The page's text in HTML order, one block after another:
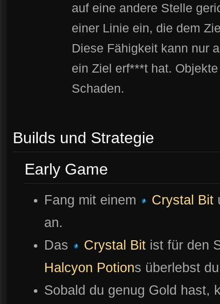
auf eine andere Stelle
einer Linie ein, die dem
Diese Fähigkeit kann nur
ein Ziel erf***t hat.
Schaden.
Builds und Strategie
Early Game
Fang mit einem Crystal Bit
an.
Das
Crystal Bit ist für den
Halcyon Potions überlebst
Sobald du genug Gold hast,